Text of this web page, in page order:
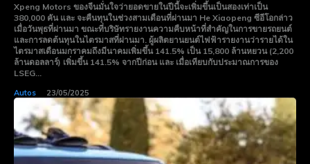
Xpeng Motors ของจีนมั่นใจว่ายอดขายในปีนี้จะเพิ่มขึ้นเป็นสองเท่าเป็น
380,000 คัน และ จะคืนทุนในช่วงสามเดือนที่ผ่านมา He Xiaopeng ซีอีโอกล่าว
เมื่อวันพุธที่ผ่านมา ขณะที่บริษัทรายงานความคืบหน้าที่สำคัญในการขายรถยนต์
และการลดต้นทุนในไตรมาสที่ผ่านมา. ผู้ผลิตยานยนต์ไฟฟ้ารายงานว่ารายได้ใน
ไตรมาสเดือนมกราคมถึงมีนาคมเพิ่มขึ้น 141.5% เป็น 15,800 ล้านหยวน (2,200
ล้านดอลลาร์) เพิ่มขึ้น 141.5% จากปีก่อน และ เมื่อเทียบกับประมาณการของ
LSEG...
Autos 23/05/2025